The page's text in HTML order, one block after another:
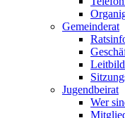
Gemeinderat
Leitbild
Jugendbeirat
Wer